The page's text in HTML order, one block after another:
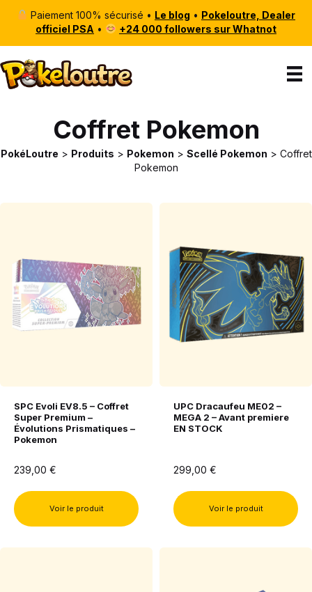
Paiement 100% sécurisé • Le blog • Pokeloutre, Dealer
officiel PSA • +24 000 followers sur Whatnot
Coffret Pokemon
PokéLoutre > Produits > Pokemon > Scellé Pokemon > Coffret
Pokemon
SPC Evoli EV8.5 – Coffret
Super Premium –
Évolutions Prismatiques –
Pokemon
239,00 €
Voir le produit
UPC Dracaufeu ME02 –
MEGA 2 – Avant premiere
EN STOCK
299,00 €
Voir le produit